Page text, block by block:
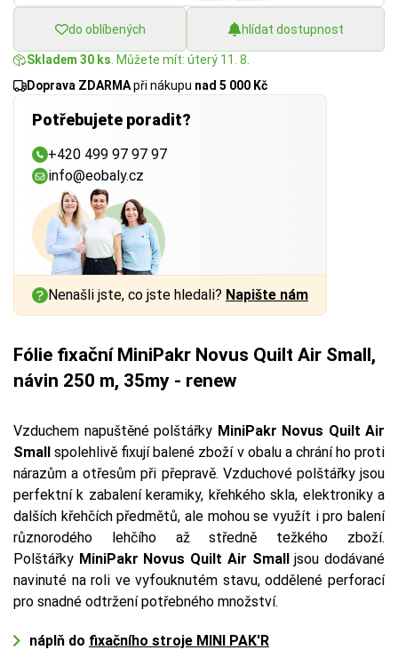
do oblíbených hlídat dostupnost
Skladem 30 ks . Můžete mít: úterý 11. 8.
Doprava ZDARMApři nákupu nad 5 000 Kč
Potřebujete poradit?
+420 499 97 97 97
info@eobaly.cz
Nenašli jste, co jste hledali? Napište nám
Fólie fixační MiniPakr Novus Quilt Air Small,
návin 250 m, 35my - renew
Vzduchem napuštěné polštářky MiniPakr Novus Quilt Air
Small spolehlivě fixují balené zboží v obalu a chrání ho proti
nárazům a otřesům při přepravě. Vzduchové polštářky jsou
perfektní k zabalení keramiky, křehkého skla, elektroniky a
dalších křehčích předmětů, ale mohou se využít i pro balení
různorodého lehčího až středně težkého zboží.
Polštářky MiniPakr Novus Quilt Air Smalljsou dodávané
navinuté na roli ve vyfouknutém stavu, oddělené perforací
pro snadné odtržení potřebného množství.
náplň do fixačního stroje MINI PAK'R